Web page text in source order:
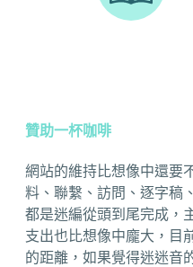
贊助一杯咖啡
網站的維持比想像中還要
料、聯繫、訪問、逐字稿
都是迷編從頭到尾完成，
支出也比想像中龐大，目
的距離，如果覺得迷迷音